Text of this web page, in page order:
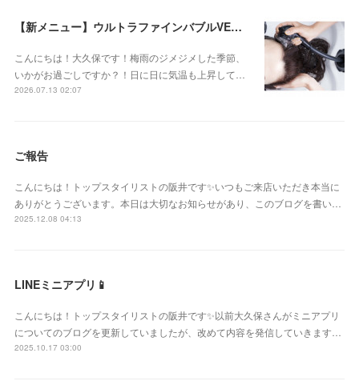
【新メニュー】ウルトラファインバブルVEENA始めました！
こんにちは！大久保です！梅雨のジメジメした季節、
いかがお過ごしですか？！日に日に気温も上昇して…
2026.07.13 02:07
ご報告
こんにちは！トップスタイリストの阪井です✨いつもご来店いただき本当に
ありがとうございます。本日は大切なお知らせがあり、このブログを書い…
2025.12.08 04:13
LINEミニアプリ📱
こんにちは！トップスタイリストの阪井です✨以前大久保さんがミニアプリ
についてのブログを更新していましたが、改めて内容を発信していきます…
2025.10.17 03:00